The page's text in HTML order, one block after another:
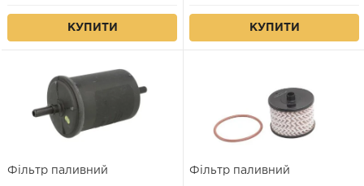
КУПИТИ КУПИТИ
Фільтр паливний Фільтр паливний